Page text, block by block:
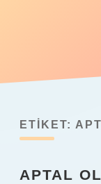
Anasayfa
Politikası
ETIKET:
APTAL